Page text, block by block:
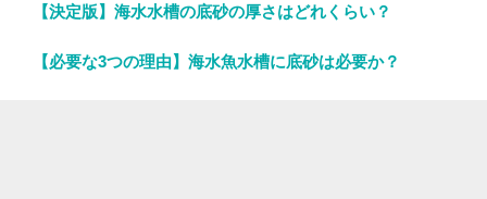
【決定版】海水水槽の底砂の厚さはどれくらい？
【必要な3つの理由】海水魚水槽に底砂は必要か？